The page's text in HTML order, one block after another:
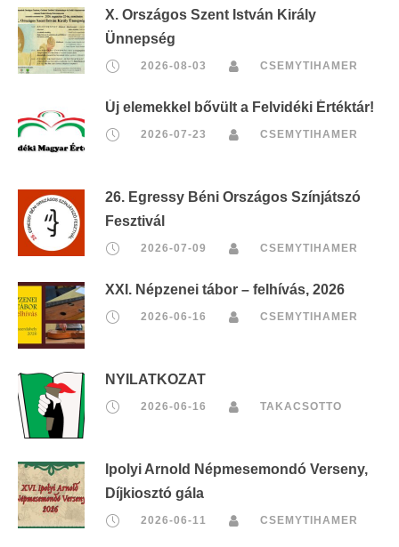
X. Országos Szent István Király
Ünnepség
2026-08-03 CSEMYTIHAMER
Új elemekkel bővült a Felvidéki Értéktár!
2026-07-23 CSEMYTIHAMER
26. Egressy Béni Országos Színjátszó
Fesztivál
2026-07-09 CSEMYTIHAMER
XXI. Népzenei tábor – felhívás, 2026
2026-06-16 CSEMYTIHAMER
NYILATKOZAT
2026-06-16 TAKACSOTTO
Ipolyi Arnold Népmesemondó Verseny,
Díjkiosztó gála
2026-06-11 CSEMYTIHAMER